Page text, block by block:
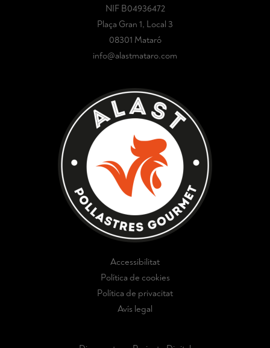
NIF B04936472
Plaça Gran 1, Local 3
08301 Mataró
info@alastmataro.com
Accessibilitat
Política de cookies
Política de privacitat
Avís legal